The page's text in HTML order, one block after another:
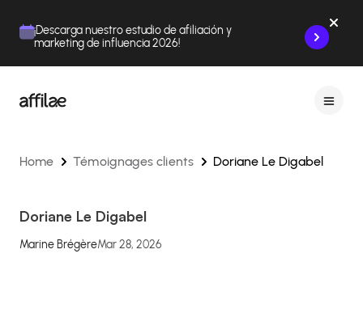
¡Descarga nuestro estudio de afiliación y
marketing de influencia 2026!
Home Témoignages clients Doriane Le Digabel
Doriane Le Digabel
Marine BrégèreMar 28, 2026